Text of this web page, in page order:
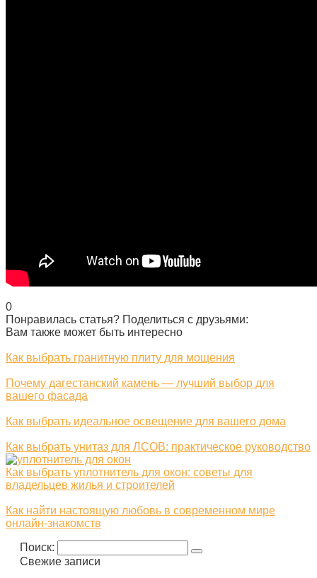
0
Понравилась статья? Поделиться с друзьями:
Вам также может быть интересно
Как выбрать гранитную плиту для мощения
Почему дагестанский камень — лучший выбор для
вашего фасада
Как выбрать идеальное освещение для вашего дома
Как выбрать унитаз для ЛСОВ: практическое руководство
Как выбрать уплотнитель для окон: советы для
владельцев жилья и строителей
Как найти настоящую любовь в современном мире
онлайн-знакомств
Поиск:
Свежие записи